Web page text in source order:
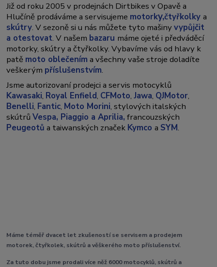
Již od roku 2005 v prodejnách Dirtbikes v Opavě a
Hlučíně prodáváme a servisujeme motorky,čtyřkolkya
skútry. V sezoně si u nás můžete tyto mašinyvypůjčit
a otestovat. V našem bazaru máme ojeté i předváděcí
motorky, skútry a čtyřkolky. Vybavíme vás od hlavy k
patě moto oblečením a všechny vaše stroje doladíte
veškerým příslušenstvím.
Jsme autorizovaní prodejci a servis motocyklů
Kawasaki, Royal Enfield, CFMoto,Jawa, QJMotor,
Benelli, Fantic, Moto Morini, stylových italských
skútrůVespa, Piaggio a Aprilia, francouzských
Peugeotů a taiwanských značek Kymcoa SYM.
Máme téměř dvacet let zkušeností se servisem a prodejem
motorek, čtyřkolek, skútrů a věškerého moto příslušenství.
Za tuto dobu jsme prodali více něž 6000 motocyklů, skútrů a